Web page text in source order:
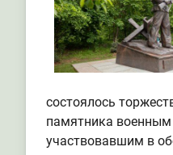
состоялось
памятника
участвовавшим в